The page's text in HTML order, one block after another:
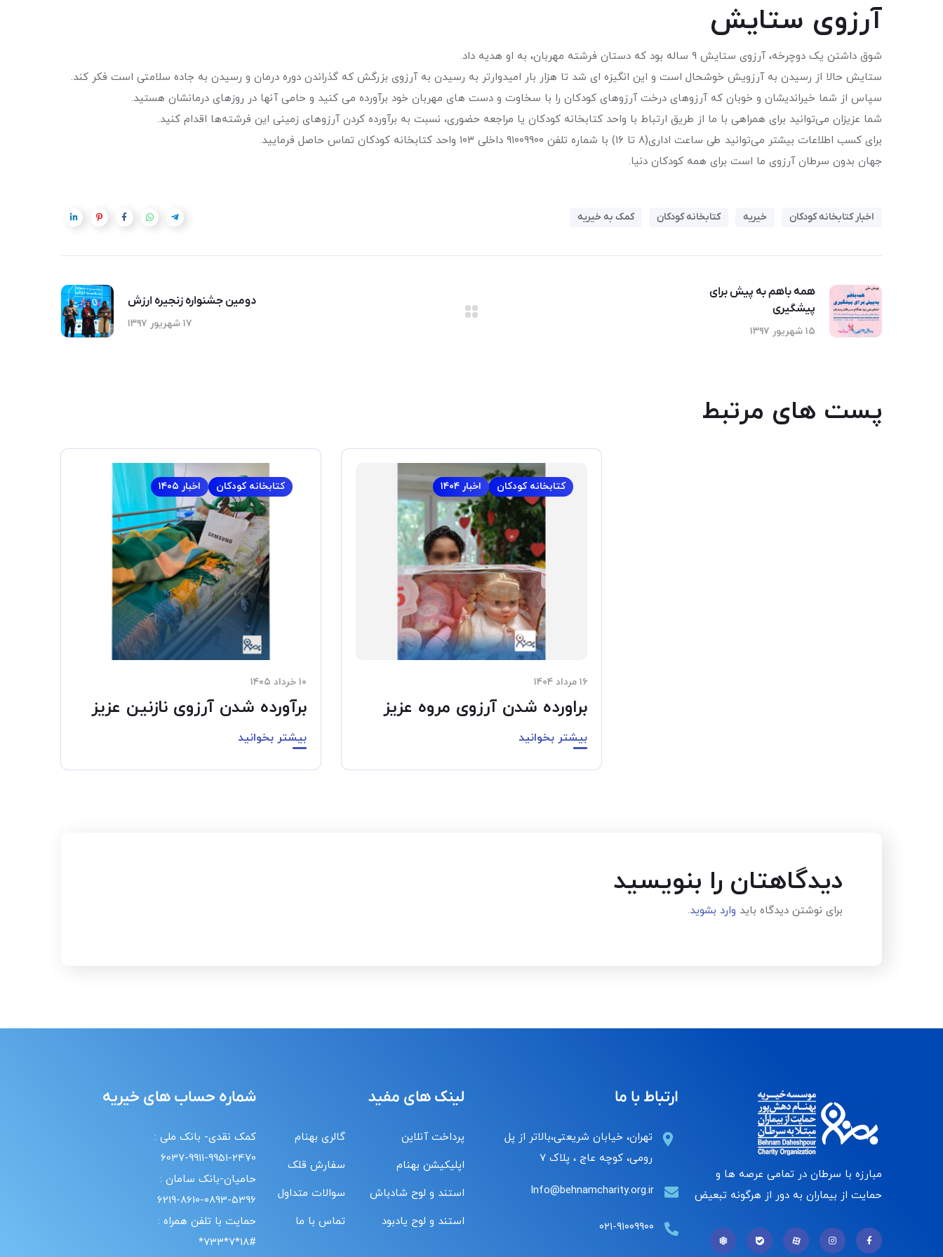
آرزوی ستایش
شوق داشتن یک دوچرخه، آرزوی ستایش ۹ ساله بود که دستان فرشته مهربان، به او هدیه داد.
ستایش حالا از رسیدن به آرزویش خوشحال است و این انگیزه ای شد تا هزار بار امیدوارتر به رسیدن به آرزوی بزرگش که گذراندن دوره درمان و رسیدن به جاده سلامتی است فکر ‌کند.
سپاس از شما خیراندیشان و خوبان که آرزوهای درخت آرزوهای کودکان را با سخاوت و دست های مهربان خود برآورده می کنید و حامی آنها در روزهای درمانشان هستید.
شما عزیزان می‌توانید برای همراهی با ما از طریق ارتباط با واحد کتابخانه کودکان یا مراجعه حضوری، نسبت به برآورده کردن آرزوهای زمینی این فرشته‌ها اقدام کنید.
برای کسب اطلاعات بیشتر می‌توانید طی ساعت اداری(۸ تا ۱۶) با شماره تلفن ۹۱۰۰۹۹۰۰ داخلی ۱۰۳ واحد کتابخانه کودکان تماس حاصل فرمایید.
جهان بدون سرطان آرزوی ما است برای همه کودکان دنیا.
اخبار کتابخانه کودکان خیریه کتابخانه کودکان کمک به خیریه
همه باهم به پیش برای
پیشگیری
۱۵ شهریور ۱۳۹۷
دومین جشنواره زنجیره ارزش
۱۷ شهریور ۱۳۹۷
پست های مرتبط
اخبار ۱۴۰۴ کتابخانه کودکان
۱۶ مرداد ۱۴۰۴
براورده شدن آرزوی مروه عزیز
بیشتر بخوانید
اخبار ۱۴۰۵ کتابخانه کودکان
۱۰ خرداد ۱۴۰۵
برآورده شدن آرزوی نازنین عزیز
بیشتر بخوانید
دیدگاهتان را بنویسید
برای نوشتن دیدگاه باید وارد بشوید.
مبارزه با سرطان در تمامی عرصه ها و
حمایت از بیماران به دور از هرگونه تبعیض
ارتباط با ما
تهران، خیابان شریعتی،بالاتر از پل
رومی، کوچه عاج ، پلاک ۷
Info@behnamcharity.org.ir
۰۲۱-۹۱۰۰۹۹۰۰
لینک های مفید
پرداخت آنلاین
اپلیکیشن بهنام
استند و لوح شادباش
استند و لوح یادبود
گالری بهنام
سفارش قلک
سوالات متداول
تماس با ما
شماره حساب های خیریه
کمک نقدی- بانک ملی :
6037-9911-9951-2470
حامیان-بانک سامان :
6219-8610-0893-5396
حمایت با تلفن همراه :
18#*7*733*